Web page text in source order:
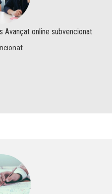
Avançat online subvencionat